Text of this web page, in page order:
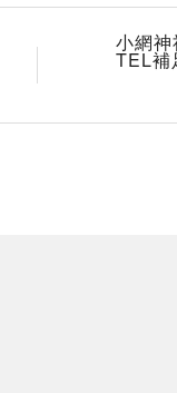
小網神
TEL補